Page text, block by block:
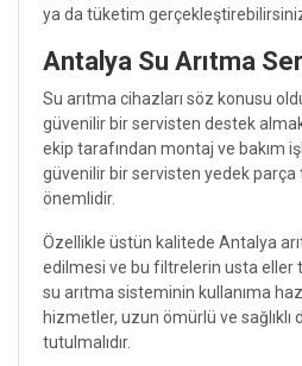
ya da tüketim
Antalya Su Arıtma
Su arıtma cihazları söz konusu
güvenilir bir servisten destek
ekip tarafından montaj ve bakım
güvenilir bir servisten yedek
önemlidir.
Özellikle üstün kalitede Antalya
edilmesi ve bu filtrelerin usta eller
su arıtma sisteminin kullanıma
hizmetler, uzun ömürlü ve sağlıklı
tutulmalıdır.